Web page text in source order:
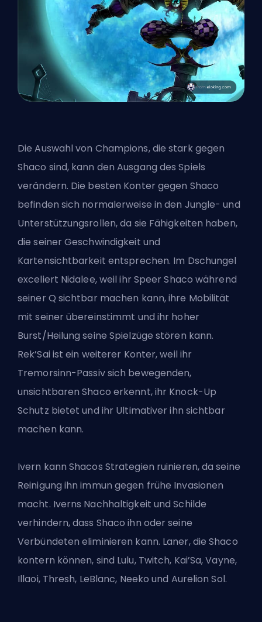
Die Auswahl von Champions, die stark gegen
Shaco sind, kann den Ausgang des Spiels
verändern. Die besten Konter gegen Shaco
befinden sich normalerweise in den Jungle- und
Unterstützungsrollen, da sie Fähigkeiten haben,
die seiner Geschwindigkeit und
Kartensichtbarkeit entsprechen. Im Dschungel
exceliert Nidalee, weil ihr Speer Shaco während
seiner Q sichtbar machen kann, ihre Mobilität
mit seiner übereinstimmt und ihr hoher
Burst/Heilung seine Spielzüge stören kann.
Rek’Sai ist ein weiterer Konter, weil ihr
Tremorsinn-Passiv sich bewegenden,
unsichtbaren Shaco erkennt, ihr Knock-Up
Schutz bietet und ihr Ultimativer ihn sichtbar
machen kann.
Ivern kann Shacos Strategien ruinieren, da seine
Reinigung ihn immun gegen frühe Invasionen
macht. Iverns Nachhaltigkeit und Schilde
verhindern, dass Shaco ihn oder seine
Verbündeten eliminieren kann. Laner, die Shaco
kontern können, sind Lulu, Twitch, Kai’Sa, Vayne,
Illaoi, Thresh, LeBlanc, Neeko und Aurelion Sol.